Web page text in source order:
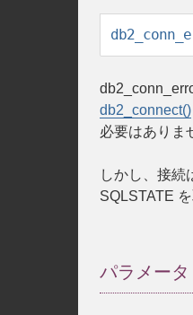
db2_connect()
必要はありま
しかし、接続
SQLSTATE
パラメータ